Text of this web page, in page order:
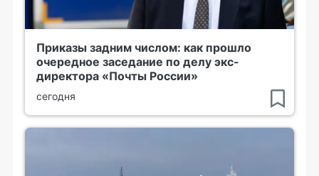
Приказы задним числом: как прошло
очередное заседание по делу экс-
директора «Почты России»
сегодня